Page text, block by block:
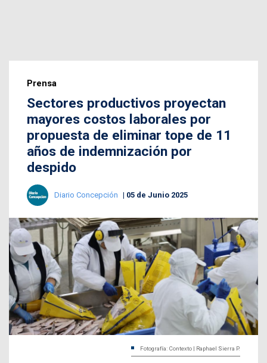
Prensa
Sectores productivos proyectan
mayores costos laborales por
propuesta de eliminar tope de 11
años de indemnización por
despido
Diario Concepción 05 de Junio 2025
Fotografía: Contexto | Raphael Sierra P.